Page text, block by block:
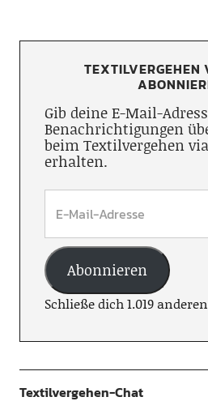
Gib deine E-Mail-
Benachrichtigungen
beim Textilvergehen
erhalten.
Abonnieren
Schließe dich 1.019
Textilvergehen-Chat